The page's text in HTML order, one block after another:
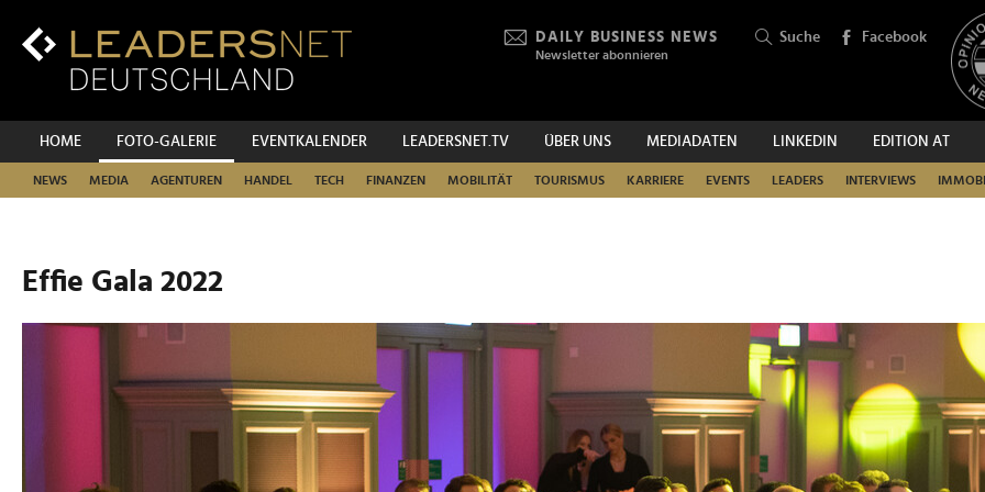
Inhalt
Hauptnavigation
DAILY BUSINESS NEWS
Newsletter abonnieren
Suche Facebook
HOME FOTO-GALERIE EVENTKALENDER LEADERSNET.TV ÜBER UNS MEDIADATEN LINKEDIN EDITION AT
NEWS MEDIA AGENTUREN HANDEL TECH FINANZEN MOBILITÄT TOURISMUS KARRIERE EVENTS LEADERS INTERVIEWS
SUCHEN
Effie Gala 2022